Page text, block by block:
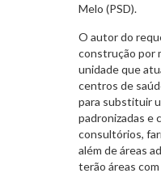
Melo (PSD).
O autor do
construção por
unidade que
centros de
para substituir
padronizadas e
consultórios,
além de áreas
terão áreas